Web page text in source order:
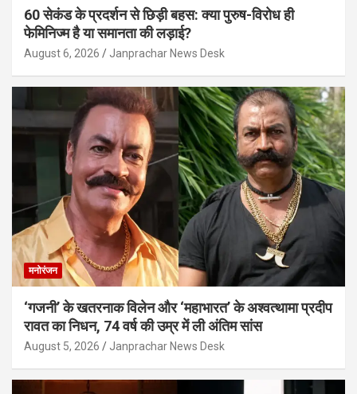
60 सेकंड के प्रदर्शन से छिड़ी बहस: क्या पुरुष-विरोध ही
फेमिनिज्म है या समानता की लड़ाई?
August 6, 2026 Janprachar News Desk
मनोरंजन
‘गजनी’ के खतरनाक विलेन और ‘महाभारत’ के अश्वत्थामा प्रदीप
रावत का निधन, 74 वर्ष की उम्र में ली अंतिम सांस
August 5, 2026 Janprachar News Desk